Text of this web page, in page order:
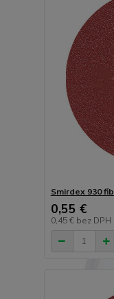
Smirdex 930
0,55 €
0,45 € bez DPH